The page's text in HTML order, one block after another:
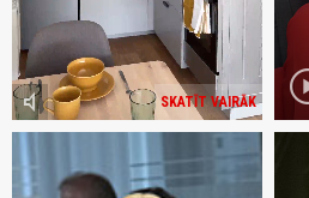
SKATĪT VAIRĀK
volume_mute